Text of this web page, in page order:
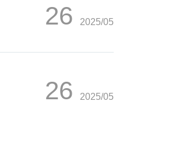
26 2025/05
26 2025/05